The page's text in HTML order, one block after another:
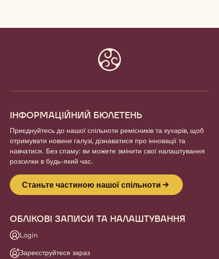
ІНФОРМАЦІЙНИЙ БЮЛЕТЕНЬ
Приєднуйтесь до нашої спільноти ремісників та кухарів, щоб
отримувати новини галузі, дізнаватися про інновації та
навчатися. Без спаму: ви можете змінити свої налаштування
розсилки в будь-який час.
Станьте частиною нашої спільноти
ОБЛІКОВІ ЗАПИСИ ТА НАЛАШТУВАННЯ
Login
Зареєструйтеся зараз